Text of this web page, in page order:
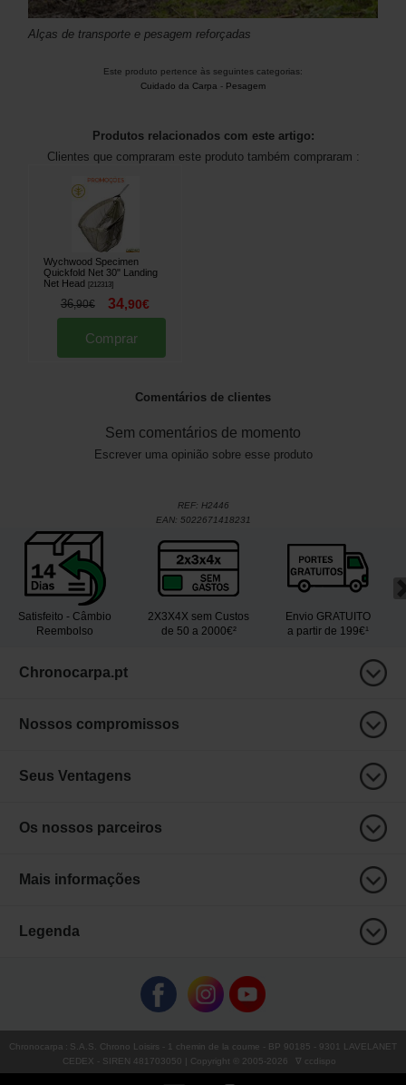
Alças de transporte e pesagem reforçadas
Este produto pertence às seguintes categorias:
Cuidado da Carpa - Pesagem
Produtos relacionados com este artigo:
Clientes que compraram este produto também compraram :
Wychwood Specimen
Quickfold Net 30" Landing
Net Head
[212313]
36,90€ 34,90€
Comprar
Comentários de clientes
Sem comentários de momento
Escrever uma opinião sobre esse produto
REF: H2446
EAN: 5022671418231
Satisfeito - Câmbio
Reembolso
2X3X4X sem Custos
de 50 a 2000€²
Envio GRATUITO
a partir de 199€¹
Chronocarpa.pt
Nossos compromissos
Seus Ventagens
Os nossos parceiros
Mais informações
Legenda
Chronocarpa : S.A.S. Chrono Loisirs - 1 chemin de la coume - BP 90185 - 9301 LAVELANET
CEDEX - SIREN 481703050 | Copyright © 2005-2026 ∇ ccdispo